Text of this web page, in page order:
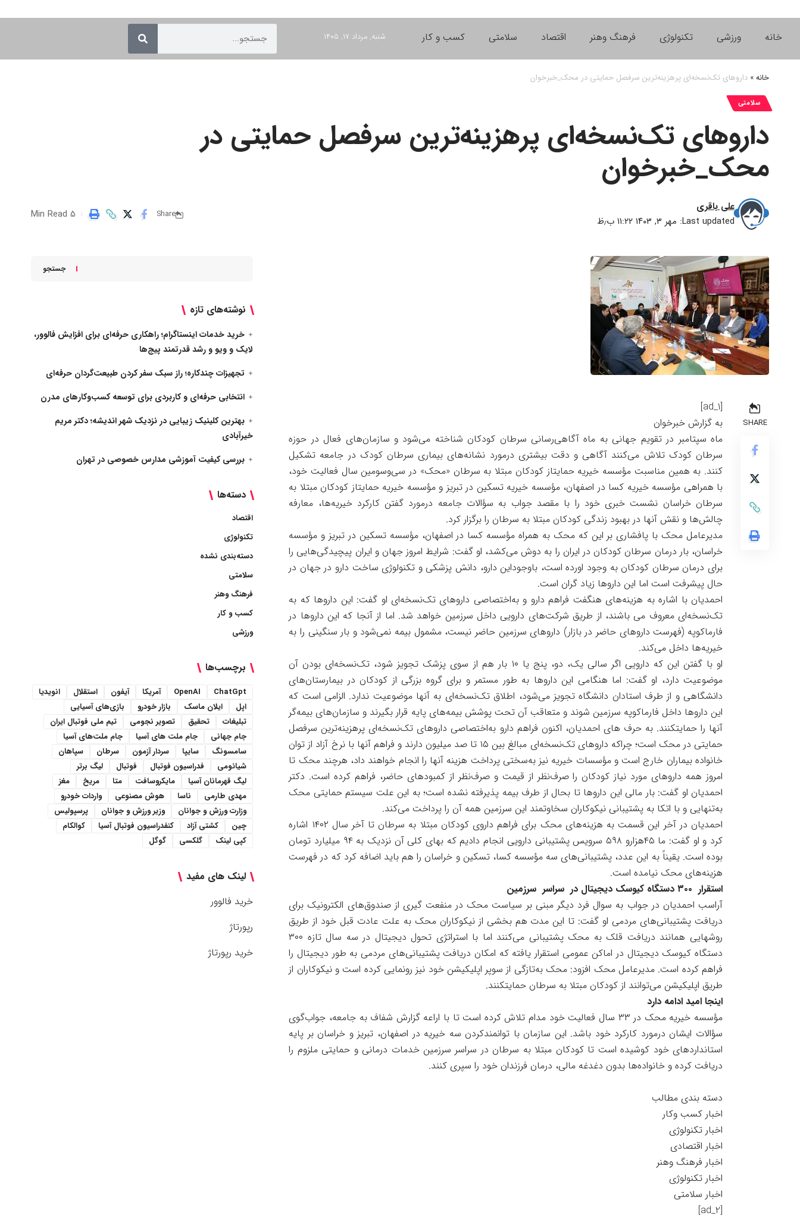
خانه ورزشی تکنولوژی فرهنگ وهنر اقتصاد سلامتی کسب و کار شنبه, مرداد ۱۷, ۱۴۰۵
خانه» داروهای تک‌نسخه‌ای پرهزینه‌ترین سرفصل حمایتی در محک_خبرخوان
سلامتی
داروهای تک‌نسخه‌ای پرهزینه‌ترین سرفصل حمایتی در
محک_خبرخوان
Last updated: مهر ۳, ۱۴۰۳ ۱۱:۲۲ ب٫ظ
علی باقری
Share
5 Min Read
SHARE
[ad_1]
به گزارش خبرخوان
ماه سپتامبر در تقویم جهانی به ماه آگاهی‌رسانی سرطان کودکان شناخته می‌شود و سازمان‌های فعال در حوزه
سرطان کودک تلاش می‌کنند آگاهی و دقت بیشتری درمورد نشانه‌های بیماری سرطان کودک در جامعه تشکیل
کنند. به همین مناسبت مؤسسه خیریه حمایتاز کودکان مبتلا به سرطان «محک» در سی‌وسومین سال فعالیت خود،
با همراهی مؤسسه خیریه کسا در اصفهان، مؤسسه خیریه تسکین در تبریز و مؤسسه خیریه حمایتاز کودکان مبتلا به
سرطان خراسان نشست خبری خود را با مقصد جواب به سؤالات جامعه درمورد گفتن کارکرد خیریه‌ها، معارفه
چالش‌ها و نقش آنها در بهبود زندگی کودکان مبتلا به سرطان را برگزار کرد.
مدیرعامل محک با پافشاری بر این که محک به همراه مؤسسه کسا در اصفهان، مؤسسه تسکین در تبریز و مؤسسه
خراسان، بار درمان سرطان کودکان در ایران را به دوش می‌کشد، او گفت: شرایط امروز جهان و ایران پیچیدگی‌هایی را
برای درمان سرطان کودکان به وجود اورده است، باوجوداین دارو، دانش پزشکی و تکنولوژی ساخت دارو در جهان در
حال پیشرفت است اما این داروها زیاد گران است.
احمدیان با اشاره به هزینه‌های هنگفت فراهم دارو و به‌اختصاصی داروهای تک‌نسخه‌ای او گفت: این داروها که به
تک‌نسخه‌ای معروف می باشند، از طریق شرکت‌های دارویی داخل سرزمین خواهد شد. اما از آنجا که این داروها در
فارماکوپه (فهرست داروهای حاضر در بازار) داروهای سرزمین حاضر نیست، مشمول بیمه نمی‌شود و بار سنگینی را به
خیریه‌ها داخل می‌کند.
او با گفتن این که دارویی اگر سالی یک، دو، پنج یا ۱۰ بار هم از سوی پزشک تجویز شود، تک‌نسخه‌ای بودن آن
موضوعیت دارد، او گفت: اما هنگامی این داروها به طور مستمر و برای گروه بزرگی از کودکان در بیمارستان‌های
دانشگاهی و از طرف استادان دانشگاه تجویز می‌شود، اطلاق تک‌نسخه‌ای به آنها موضوعیت ندارد. الزامی است که
این داروها داخل فارماکوپه سرزمین شوند و متعاقب آن تحت پوشش بیمه‌های پایه قرار بگیرند و سازمان‌های بیمه‌گر
آنها را حمایتکنند. به حرف های احمدیان، اکنون فراهم دارو به‌اختصاصی داروهای تک‌نسخه‌ای پرهزینه‌ترین سرفصل
حمایتی در محک است؛ چراکه داروهای تک‌نسخه‌ای مبالغ بین ۱۵ تا صد میلیون دارند و فراهم آنها با نرخ آزاد از توان
خانواده بیماران خارج است و مؤسسات خیریه نیز به‌سختی پرداخت هزینه آنها را انجام خواهند داد، هرچند محک تا
امروز همه داروهای مورد نیاز کودکان را صرف‌نظر از قیمت و صرف‌نظر از کمبودهای حاضر، فراهم کرده است. دکتر
احمدیان او گفت: بار مالی این داروها تا بحال از طرف بیمه پذیرفته نشده است؛ به این علت سیستم حمایتی محک
به‌تنهایی و با اتکا به پشتیبانی نیکوکاران سخاوتمند این سرزمین همه آن را پرداخت می‌کند.
احمدیان در آخر این قسمت به هزینه‌های محک برای فراهم داروی کودکان مبتلا به سرطان تا آخر سال ۱۴۰۲ اشاره
کرد و او گفت: ما ۴۵‌هزارو ۵۹۸ سرویس پشتیبانی دارویی انجام دادیم که بهای کلی آن نزدیک به ۹۴ میلیارد تومان
بوده است. یقیناً به این عدد، پشتیبانی‌های سه مؤسسه کسا، تسکین و خراسان را هم باید اضافه کرد که در فهرست
هزینه‌های محک نیامده است.
استقرار ۳۰۰ دستگاه کیوسک دیجیتال در سراسر سرزمین
آراسب احمدیان در جواب به سوال فرد دیگر مبنی بر سیاست محک در منفعت گیری از صندوق‌های الکترونیک برای
دریافت پشتیبانی‌‌های مردمی او گفت: تا این مدت هم بخشی از نیکوکاران محک به علت عادت قبل خود از طریق
روشهایی همانند دریافت قلک به محک پشتیبانی می‌کنند اما با استراتژی تحول دیجیتال در سه سال تازه ۳۰۰
دستگاه کیوسک دیجیتال در اماکن عمومی استقرار یافته که امکان دریافت پشتیبانی‌های مردمی به طور دیجیتال را
فراهم کرده است. مدیرعامل محک افزود: محک به‌تازگی از سوپر اپلیکیشن خود نیز رونمایی کرده است و نیکوکاران از
طریق اپلیکیشن می‌توانند از کودکان مبتلا به سرطان حمایتکنند.
اینجا امید ادامه دارد
مؤسسه خیریه محک در ۳۳ سال فعالیت خود مدام تلاش کرده است تا با اراعه گزارش شفاف به جامعه، جواب‌گوی
سؤالات ایشان درمورد کارکرد خود باشد. این سازمان با توانمندکردن سه خیریه در اصفهان، تبریز و خراسان بر پایه
استانداردهای خود کوشیده است تا کودکان مبتلا به سرطان در سراسر سرزمین خدمات درمانی و حمایتی ملزوم را
دریافت کرده و خانواده‌ها بدون دغدغه مالی، درمان فرزندان خود را سپری کنند.
دسته بندی مطالب
اخبار کسب وکار
اخبار تکنولوژی
اخبار اقتصادی
اخبار فرهنگ وهنر
اخبار تکنولوژی
اخبار سلامتی
[ad_2]
جستجو
نوشته‌های تازه
خرید خدمات اینستاگرام؛ راهکاری حرفه‌ای برای افزایش فالوور،
لایک و ویو و رشد قدرتمند پیج‌ها
تجهیزات چندکاره؛ راز سبک سفر کردن طبیعت‌گردان حرفه‌ای
انتخابی حرفه‌ای و کاربردی برای توسعه کسب‌وکارهای مدرن
بهترین کلینیک زیبایی در نزدیک شهر اندیشه؛ دکتر مریم
خیرآبادی
بررسی کیفیت آموزشی مدارس خصوصی در تهران
دسته‌ها
اقتصاد
تکنولوژی
دسته‌بندی نشده
سلامتی
فرهنگ وهنر
کسب و کار
ورزشی
برچسب‌ها
ChatGpt
OpenAI آمریکا آیفون استقلال
انویدیا
اپل
ایلان ماسک بازار خودرو
بازی‌های آسیایی
تبلیغات
تحقیق تصویر نجومی
تیم ملی فوتبال ایران
جام جهانی
جام ملت های آسیا
جام ملت‌های آسیا
سامسونگ
سایپا سردار آزمون سرطان
سپاهان
شیائومی
فدراسیون فوتبال فوتبال
لیگ برتر
لیگ قهرمانان آسیا
مایکروسافت متا مریخ
مغز
مهدی طارمی
ناسا هوش مصنوعی
واردات خودرو
وزارت ورزش و جوانان
وزیر ورزش و جوانان
پرسپولیس
چین
کشتی آزاد کنفدراسیون فوتبال آسیا
کوالکام
کپی لینک
گلکسی گوگل
لینک های مفید
خرید فالوور
رپورتاژ
خرید رپورتاژ